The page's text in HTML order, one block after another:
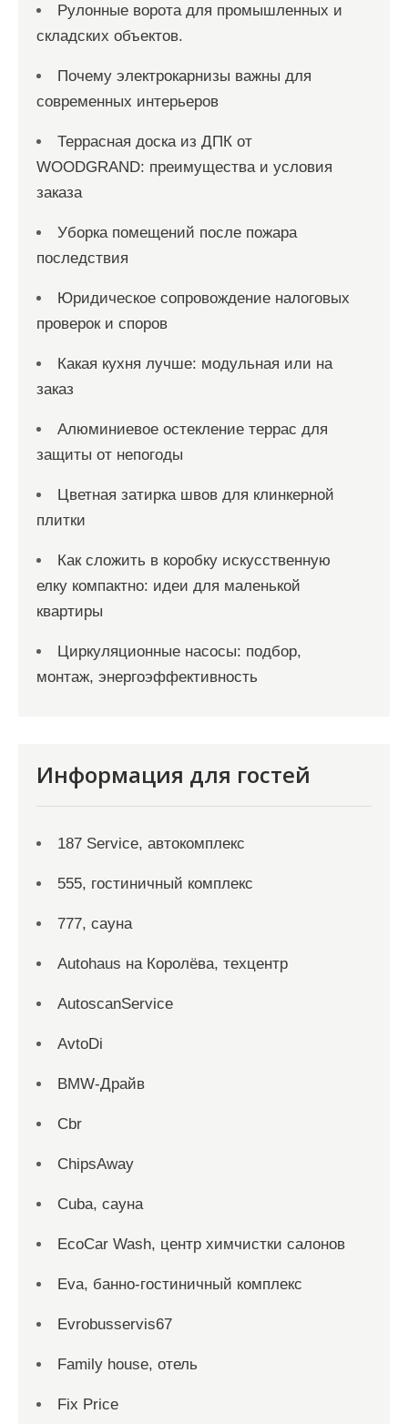
Рулонные ворота для промышленных и
складских объектов.
Почему электрокарнизы важны для
современных интерьеров
Террасная доска из ДПК от
WOODGRAND: преимущества и условия
заказа
Уборка помещений после пожара
последствия
Юридическое сопровождение налоговых
проверок и споров
Какая кухня лучше: модульная или на
заказ
Алюминиевое остекление террас для
защиты от непогоды
Цветная затирка швов для клинкерной
плитки
Как сложить в коробку искусственную
елку компактно: идеи для маленькой
квартиры
Циркуляционные насосы: подбор,
монтаж, энергоэффективность
Информация для гостей
187 Service, автокомплекс
555, гостиничный комплекс
777, сауна
Autohaus на Королёва, техцентр
AutoscanService
AvtoDi
BMW-Драйв
Cbr
ChipsAway
Cuba, сауна
EcoCar Wash, центр химчистки салонов
Eva, банно-гостиничный комплекс
Evrobusservis67
Family house, отель
Fix Price